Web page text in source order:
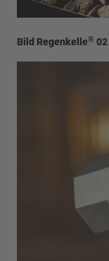
Bild Regenkelle® 02